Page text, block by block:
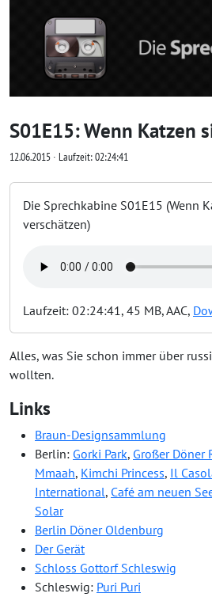
S01E15: Wenn Katzen
12.06.2015 ∙ Laufzeit: 02:24:41
Die Sprechkabine S01E15 (Wenn
verschätzen)
Laufzeit: 02:24:41, 45 MB, AAC,
Alles, was Sie schon immer über
wollten.
Links
Braun-Designsammlung
Berlin: Gorki Park, Großer Döner
Mmaah, Kimchi Princess, Il
International, Café am neuen
Solar
Berlin Döner Oldenburg
Der Gerät
Schloss Gottorf Schleswig
Schleswig: Puri Puri